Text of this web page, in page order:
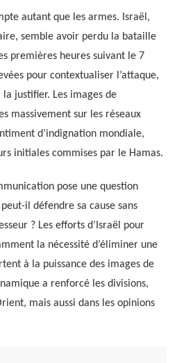
autant que les armes. Israël,
semble avoir perdu la bataille
premières heures suivant le 7
pour contextualiser l’attaque,
justifier. Les images de
massivement sur les réseaux
d’indignation mondiale,
initiales commises par le Hamas.
pose une question
il défendre sa cause sans
? Les efforts d’Israël pour
la nécessité d’éliminer une
à la puissance des images de
a renforcé les divisions,
mais aussi dans les opinions